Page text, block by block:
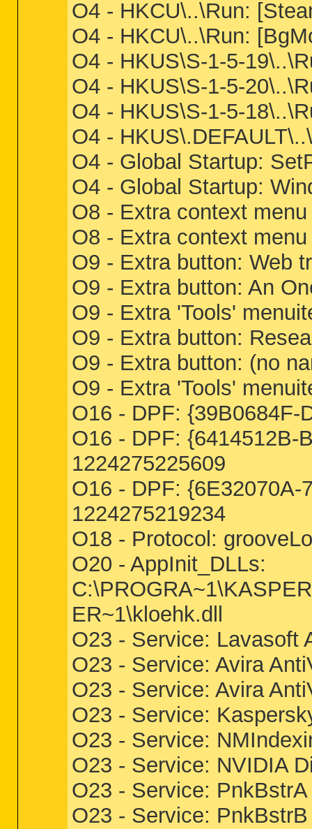
O4 - HKCU\..\Run:
O4 - HKCU\..\Run:
O4 - HKUS\S-1-5-
O4 - HKUS\S-1-5-
O4 - HKUS\S-1-5-
O4 -
O4 - Global Startup:
O4 - Global Startup:
O8 - Extra context
O8 - Extra context
O9 - Extra button: Web
O9 - Extra button: An
O9 - Extra 'Tools'
O9 - Extra button:
O9 - Extra button: (no
O9 - Extra 'Tools'
O16 - DPF: {39B0684F-
O16 - DPF: {6414512B-
1224275225609
O16 - DPF:
1224275219234
O18 - Protocol:
O20 - AppInit_DLLs:
ER~1\kloehk.dll
O23 - Service: Lavasoft
O23 - Service: Avira
O23 - Service: Avira
O23 - Service:
O23 - Service:
O23 - Service: NVIDIA
O23 - Service:
O23 - Service: